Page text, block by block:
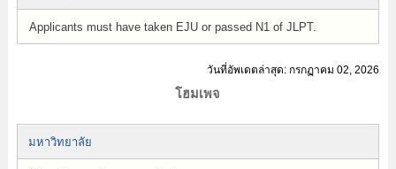
Applicants must have taken EJU or passed N1 of JLPT.
วันที่อัพเดตล่าสุด: กรกฏาคม 02, 2026
โฮมเพจ
มหาวิทยาลัย